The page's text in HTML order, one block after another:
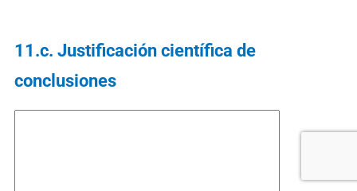
11.c. Justificación científica de
conclusiones